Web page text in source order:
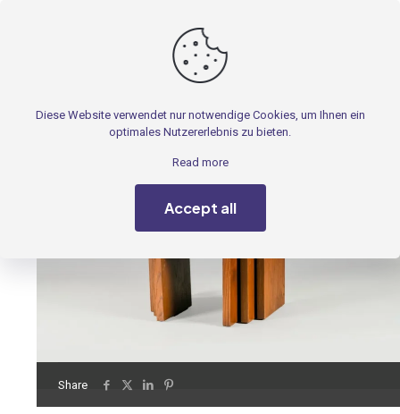
Share
Diese Website verwendet nur notwendige Cookies, um Ihnen ein
optimales Nutzererlebnis zu bieten.
Read more
Accept all